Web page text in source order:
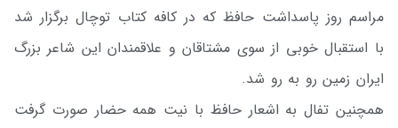
مراسم روز پاسداشت حافظ که در کافه کتاب توچال برگزار شد
با استقبال خوبی از سوی مشتاقان و علاقمندان این شاعر بزرگ
ایران زمین رو به رو شد.
همچنین تفال به اشعار حافظ با نیت همه حضار صورت گرفت